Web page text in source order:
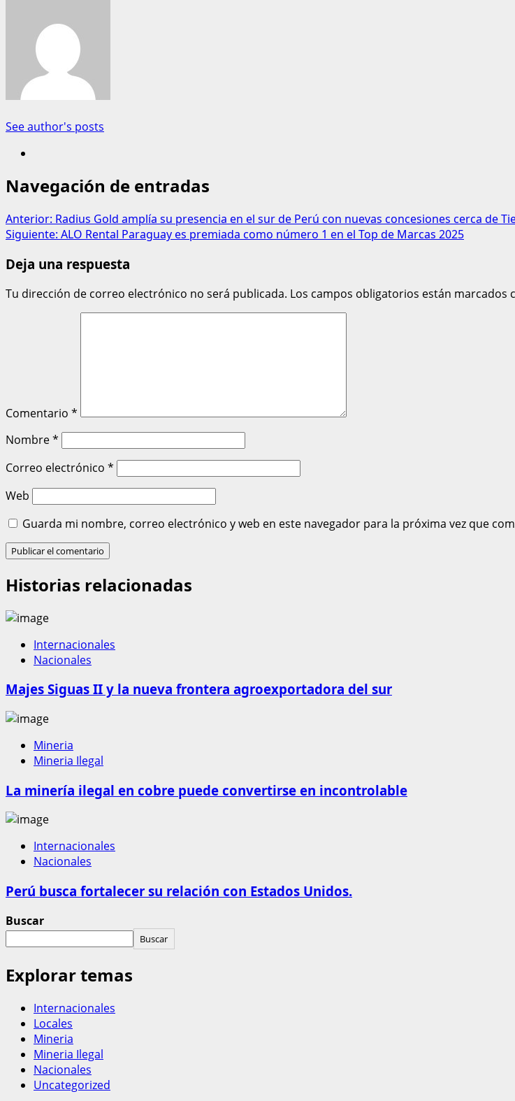
See author's posts
Navegación de entradas
Anterior: Radius Gold amplía su presencia en el sur de Perú con nuevas concesiones cerca de
Siguiente: ALO Rental Paraguay es premiada como número 1 en el Top de Marcas 2025
Deja una respuesta
Tu dirección de correo electrónico no será publicada. Los campos obligatorios están marcados
Comentario *
Nombre*
Correo electrónico *
Web
Guarda mi nombre, correo electrónico y web en este navegador para la próxima vez que
Historias relacionadas
Internacionales
Nacionales
Majes Siguas II y la nueva frontera agroexportadora del sur
Mineria
Mineria Ilegal
La minería ilegal en cobre puede convertirse en incontrolable
Internacionales
Nacionales
Perú busca fortalecer su relación con Estados Unidos.
Buscar
Buscar
Explorar temas
Internacionales
Locales
Mineria
Mineria Ilegal
Nacionales
Uncategorized